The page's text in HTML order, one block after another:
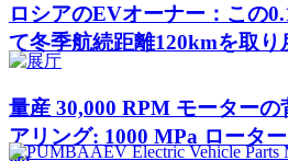
ロシアのEVオーナー：この
て冬季航続距離120kmを取り
量産 30,000 RPM モーター
アリング: 1000 MPa ロータ